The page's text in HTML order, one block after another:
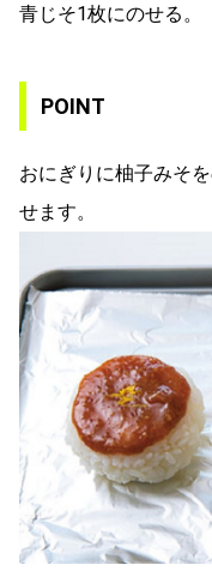
青じそ1枚にのせる。
POINT
おにぎりに柚子みそ
せます。